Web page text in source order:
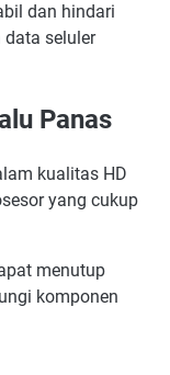
dan hindari
seluler
Panas
kualitas HD
yang cukup
menutup
komponen